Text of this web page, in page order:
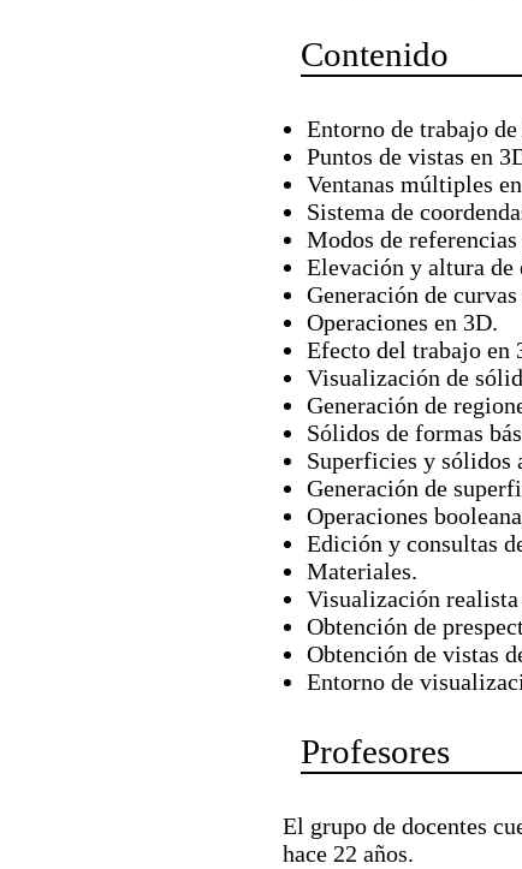
Contenido
Entorno de trabajo
Puntos de vistas en
Ventanas múltiples
Sistema de
Modos de
Elevación y altura de
Generación de
Operaciones en 3D.
Efecto del trabajo en
Visualización de
Generación de
Sólidos de formas
Superficies y sólidos
Generación de
Operaciones
Edición y consultas
Materiales.
Visualización realista
Obtención de
Obtención de vistas
Entorno de
Profesores
El grupo de docentes
hace 22 años.